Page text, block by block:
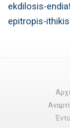
ekdilosis-
epitropis-